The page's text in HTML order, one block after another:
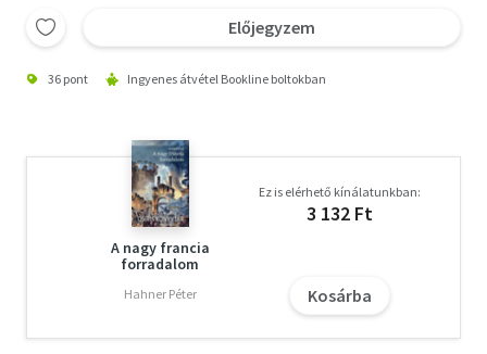
Előjegyzem
36 pont Ingyenes átvétel Bookline boltokban
A nagy francia
forradalom
Hahner Péter
Ez is elérhető kínálatunkban:
3 132 Ft
Kosárba